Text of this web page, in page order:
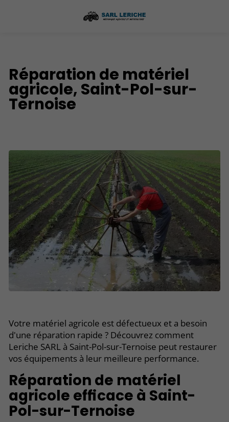
Réparation de matériel
agricole, Saint-Pol-sur-
Ternoise
Votre matériel agricole est défectueux et a besoin
d'une réparation rapide ? Découvrez comment
Leriche SARL à Saint-Pol-sur-Ternoise peut restaurer
vos équipements à leur meilleure performance.
Réparation de matériel
agricole efficace à Saint-
Pol-sur-Ternoise